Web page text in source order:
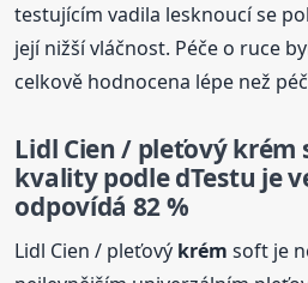
testujícím vadila lesknoucí se
její nižší vláčnost. Péče o ruce
celkově hodnocena lépe než
Lidl Cien / pleťovýkrém
kvality podle dTestu je
odpovídá 82 %
Lidl Cien / pleťový krém soft je